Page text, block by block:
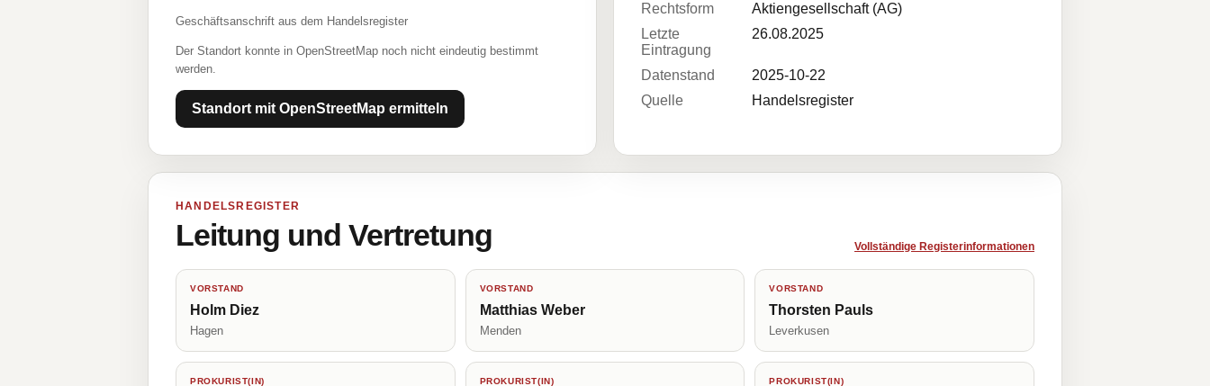
Geschäftsanschrift aus dem Handelsregister
Der Standort konnte in OpenStreetMap noch nicht eindeutig bestimmt
werden.
Standort mit OpenStreetMap ermitteln
Rechtsform
Aktiengesellschaft (AG)
Letzte
Eintragung
26.08.2025
Datenstand
2025-10-22
Quelle
Handelsregister
HANDELSREGISTER
Leitung und Vertretung Vollständige Registerinformationen
VORSTAND
Holm Diez
Hagen
VORSTAND
Matthias Weber
Menden
VORSTAND
Thorsten Pauls
Leverkusen
PROKURIST(IN) PROKURIST(IN) PROKURIST(IN)